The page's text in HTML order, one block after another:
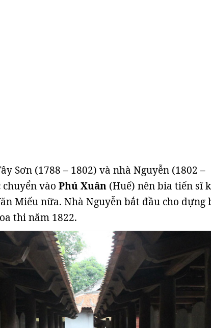
Sơn (1788 – 1802) và nhà Nguyễn (1802 –
vào Phú Xuân (Huế) nên bia tiến sĩ
Miếu nữa. Nhà Nguyễn bắt đầu cho dựng
thi năm 1822.